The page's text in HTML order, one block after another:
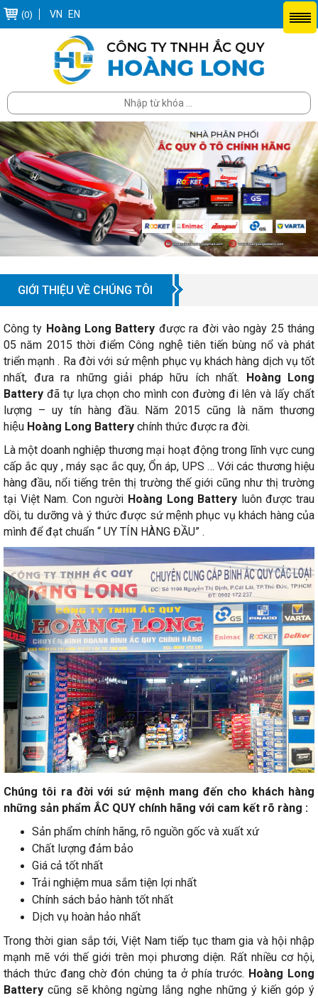
(0) VN EN
GIỚI THIỆU VỀ CHÚNG TÔI
Công ty Hoàng Long Battery được ra đời vào ngày 25 tháng
05 năm 2015 thời điểm Công nghệ tiên tiến bùng nổ và phát
triển mạnh . Ra đời với sứ mệnh phục vụ khách hàng dịch vụ tốt
nhất, đưa ra những giải pháp hữu ích nhất. Hoàng Long
Battery đã tự lựa chọn cho mình con đường đi lên và lấy chất
lượng – uy tín hàng đầu. Năm 2015 cũng là năm thương
hiệu Hoàng Long Battery chính thức được ra đời.
Là một doanh nghiệp thương mại hoạt động trong lĩnh vực cung
cấp ắc quy , máy sạc ắc quy, Ổn áp, UPS … Với các thương hiệu
hàng đầu, nổi tiếng trên thị trường thế giới cũng như thị trường
tại Việt Nam. Con người Hoàng Long Battery luôn được trau
dồi, tu dưỡng và ý thức được sứ mệnh phục vụ khách hàng của
mình để đạt chuẩn “ UY TÍN HÀNG ĐẦU” .
Chúng tôi ra đời với sứ mệnh mang đến cho khách hàng
những sản phẩm ẮC QUY chính hãng với cam kết rõ ràng :
Sản phẩm chính hãng, rõ nguồn gốc và xuất xứ
Chất lượng đảm bảo
Giá cả tốt nhất
Trải nghiệm mua sắm tiện lợi nhất
Chính sách bảo hành tốt nhất
Dịch vụ hoàn hảo nhất
Trong thời gian sắp tới, Việt Nam tiếp tục tham gia và hội nhập
mạnh mẽ với thế giới trên mọi phương diện. Rất nhiều cơ hội,
thách thức đang chờ đón chúng ta ở phía trước. Hoàng Long
Battery cũng sẽ không ngừng lắng nghe những ý kiến góp ý